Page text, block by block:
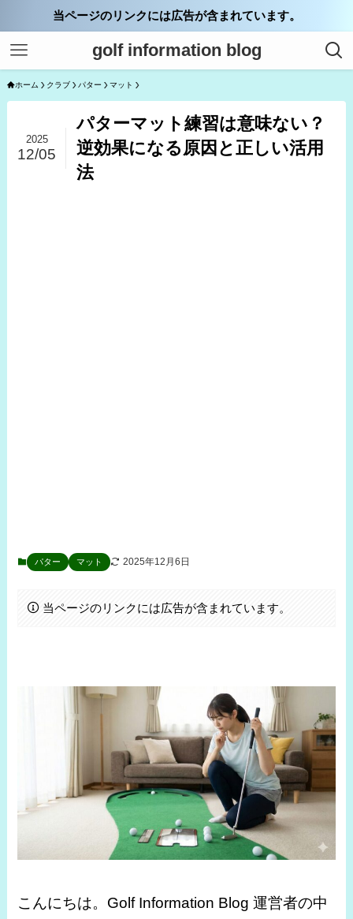
当ページのリンクには広告が含まれています。
golf information blog
ホーム クラブ パター マット
パターマット練習は意味ない？
逆効果になる原因と正しい活用
法
2025
12/05
パター マット 2025年12月6日
当ページのリンクには広告が含まれています。
こんにちは。Golf Information Blog 運営者の中